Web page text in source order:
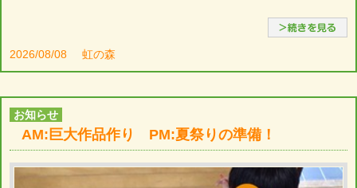
2026/08/08 虹の森
お知らせ
AM:巨大作品作り PM:夏祭りの準備！